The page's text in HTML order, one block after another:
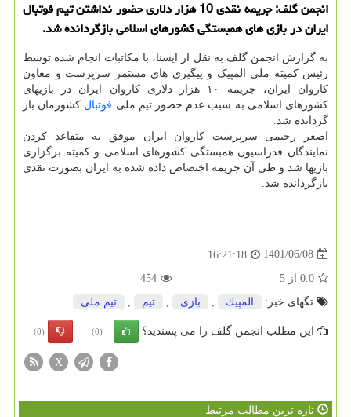
انجمن گلف: جریمه نقدی 10 هزار دلاری حضور نداشتن تیم فوتبال
ایران در بازی های همبستگی کشورهای اسلامی بازگردانده شد.
به گزارش انجمن گلف به نقل از ایسنا، با مکاتبات انجام شده توسط
رئیس کمیته ملی المپیک و پیگیری های مستمر سرپرست و معاون
کاروان ایران، جریمه ۱۰ هزار دلاری کاروان ایران در بازیهای
کشورهای اسلامی به سبب عدم حضور تیم ملی فوتبال کشورمان باز
گردانده شد.
اصغر رحیمی سرپرست کاروان ایران موفق به متقاعد کردن
نمایندگان فدراسیون همبستگی کشورهای اسلامی و کمیته برگزاری
بازیها شد و طی آن جریمه اختصاص داده شده به ایران بصورت نقدی
بازگردانده شد.
1401/06/08
16:21:18
0.0 از 5
454
تگهای خبر:
المپیك بازی تیم تیم ملی
این مطلب انجمن گلف را می پسندید؟ (0)
(0)
X
تازه ترین مطالب مرتبط